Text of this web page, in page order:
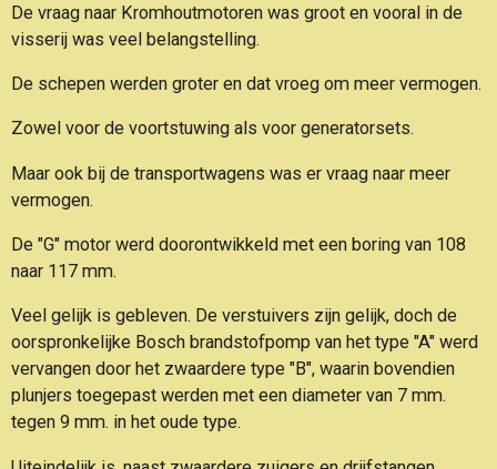
De vraag naar Kromhoutmotoren was groot en vooral in de
visserij was veel belangstelling.
De schepen werden groter en dat vroeg om meer vermogen.
Zowel voor de voortstuwing als voor generatorsets.
Maar ook bij de transportwagens was er vraag naar meer
vermogen.
De "G" motor werd doorontwikkeld met een boring van 108
naar 117 mm.
Veel gelijk is gebleven. De verstuivers zijn gelijk, doch de
oorspronkelijke Bosch brandstofpomp van het type "A" werd
vervangen door het zwaardere type "B", waarin bovendien
plunjers toegepast werden met een diameter van 7 mm.
tegen 9 mm. in het oude type.